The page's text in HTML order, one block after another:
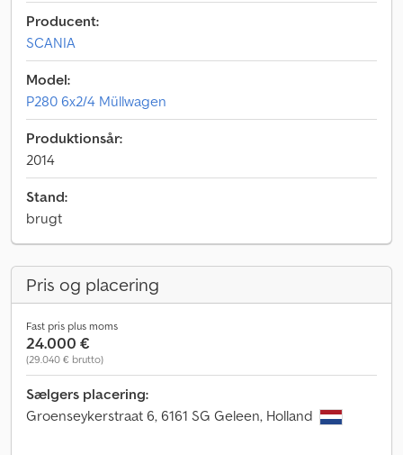
Producent:
SCANIA
Model:
P280 6x2/4 Müllwagen
Produktionsår:
2014
Stand:
brugt
Pris og placering
Fast pris plus moms
24.000 €
(29.040 € brutto)
Sælgers placering:
Groenseykerstraat 6, 6161 SG Geleen, Holland